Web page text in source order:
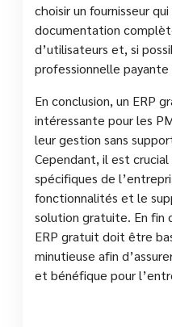
choisir un fournisseur
documentation
d’utilisateurs et, si
professionnelle payante
En conclusion, un ERP
intéressante pour les
leur gestion sans
Cependant, il est
spécifiques de
fonctionnalités et le
solution gratuite. En fin
ERP gratuit doit être
minutieuse afin
et bénéfique pour